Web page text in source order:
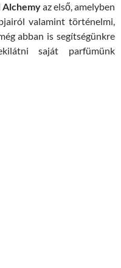
Alchemyaz első, amelyben
valamint történelmi,
abban is segítségünkre
saját parfümünk